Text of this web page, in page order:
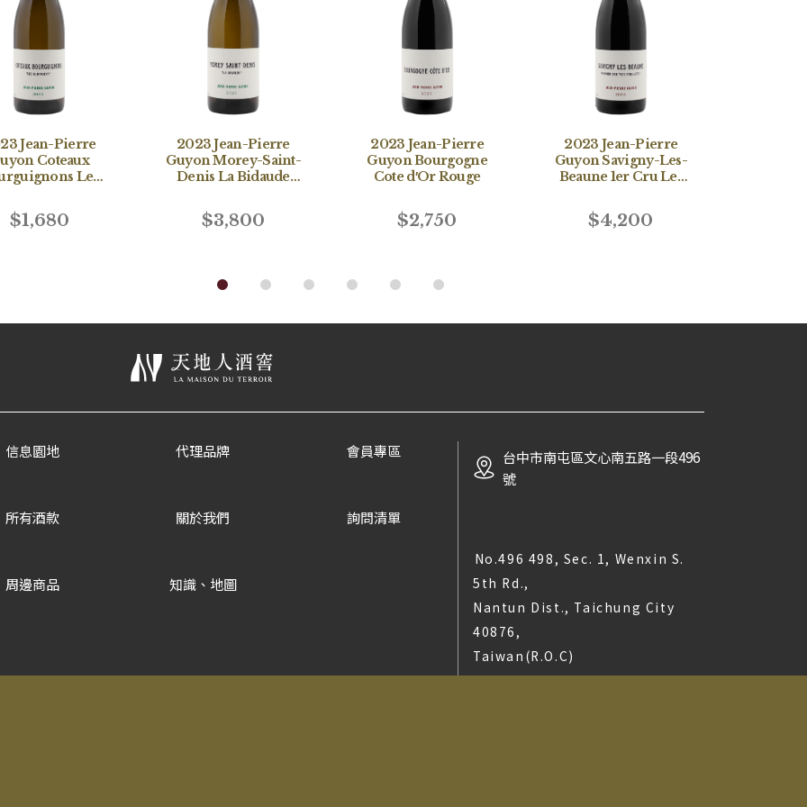
Jean-Pierre
Coteaux
Les
$1,680
2023 Jean-Pierre
Guyon Morey-Saint-
Denis La Bidaude
$3,800
2023 Jean-Pierre
Guyon Bourgogne
Cote d′Or Rouge
$2,750
2023 Jean-Pierre
Guyon Savigny-Les-
Beaune 1er Cru Les
$4,200
信息園地
所有酒款
周邊商品
代理品牌
關於我們
知識、地圖
會員專區
詢問清單
台中市南屯區文心南五路一段496
號
No.496 498, Sec. 1, Wenxin S.
5th Rd.,
Nantun Dist., Taichung City
40876,
Taiwan(R.O.C)